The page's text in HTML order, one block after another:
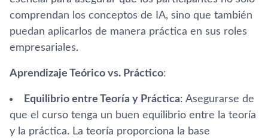
comprendan los conceptos de IA, sino que también
puedan aplicarlos de manera práctica en sus roles
empresariales.
Aprendizaje Teórico vs. Práctico:
Equilibrio entre Teoría y Práctica: Asegurarse de
que el curso tenga un buen equilibrio entre la teoría
y la práctica. La teoría proporciona la base